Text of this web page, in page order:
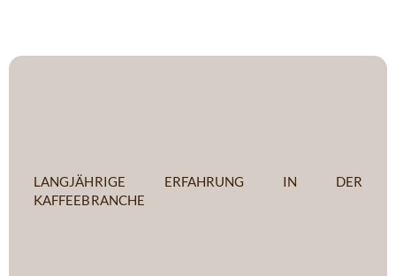
langjährige erfahrung in der
kaffeebranche